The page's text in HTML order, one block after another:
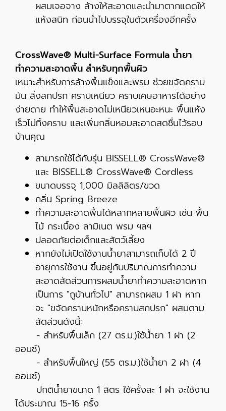
ผสมเจอจาง ล้างให้สะอาดและนำมาตากแดดให้
แห้งสนิท ก่อนนำไปบรรจุในตัวเครื่องอีกครั้ง
CrossWave® Multi-Surface Formula น้ำยา
ทำความสะอาดพื้น สำหรับทุกพื้นผิว
เหมาะสำหรับการล้างพื้นแข็งและพรม ช่วยขจัดคราบ
มัน สิ่งสกปรก คราบเหนียว คราบเศษอาหารได้อย่าง
ง่ายดาย ทำให้พื้นสะอาดไม่เหนียวเหนอะหนะ พื้นแห้ง
เร็วไม่ทิ้งคราบ และเพิ่มกลิ่นหอมสะอาดสดชื่นไว้รอบ
บ้านคุณ
สามารถใช้ได้กับรุ่น BISSELL® CrossWave®
และ BISSELL® CrossWave® Cordless
ขนาดบรรจุ 1,000 มิลลิลิตร/ขวด
กลิ่น Spring Breeze
ทำความสะอาดพื้นได้หลากหลายพื้นผิว เช่น พื้น
ไม้ กระเบื้อง ลามิเนต พรม ฯลฯ
ปลอดภัยต่อเด็กและสัตว์เลี้ยง
หากยังไม่เปิดใช้งานน้ำยาสามารถเก็บได้ 2 ปี
อายุการใช้งาน ขึ้นอยู่กับปริมาณการทำความ
สะอาดสัดส่วนการผสมน้ำยาทำความสะอาดหาก
เป็นการ "ถูบ้านทั่วไป" สามารถผสม 1 ฝา หาก
จะ "ขจัดคราบหนักหรือคราบสกปรก" ผสมตาม
สัดส่วนดังนี้:
- สำหรับพื้นเล็ก (27 ตร.ม.)ใช้น้ำยา 1 ฝา (2
ออนซ์)
- สำหรับพื้นใหญ่ (55 ตร.ม.)ใช้น้ำยา 2 ฝา (4
ออนซ์)
ปกติน้ำยาขนาด 1 ลิตร ใช้ครั้งละ 1 ฝา จะใช้งาน
ได้ประมาณ 15-16 ครั้ง